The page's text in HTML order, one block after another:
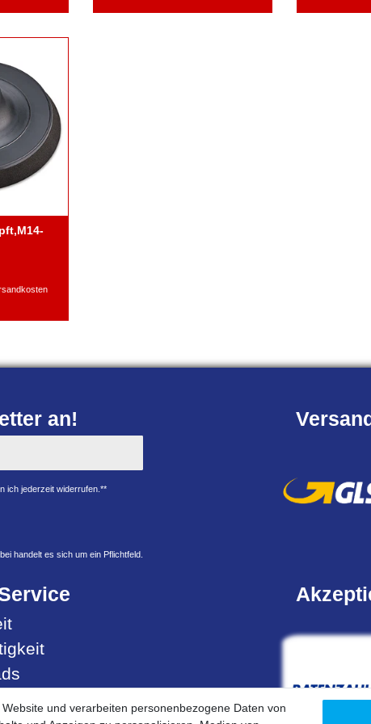
an!
ich jederzeit widerrufen.**
handelt es sich um ein Pflichtfeld.
und verarbeiten personenbezogene Daten von